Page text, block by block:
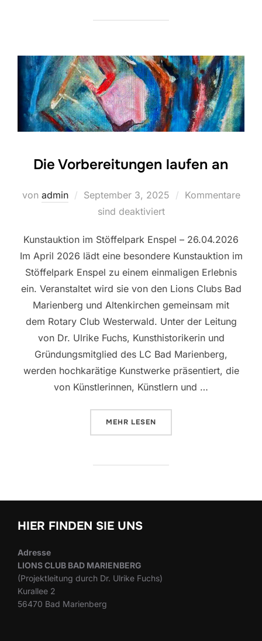
Die Vorbereitungen laufen an
von admin
Veröffentlicht
September 3, 2025
Kommentare
sind deaktiviert
Kunstauktion im Stöffelpark Enspel – 26.04.2026
Im April 2026 lädt eine besondere Kunstauktion im
Stöffelpark Enspel zu einem einmaligen Erlebnis
ein. Veranstaltet wird sie von den Lions Clubs Bad
Marienberg und Altenkirchen gemeinsam mit
dem Rotary Club Westerwald. Unter der Leitung
von Dr. Ulrike Fuchs, Kunsthistorikerin und
Gründungsmitglied des LC Bad Marienberg,
werden hochkarätige Kunstwerke präsentiert, die
von Künstlerinnen, Künstlern und …
MEHR ÜBER „DIE VORBEREITUNGEN
LESEN
HIER FINDEN SIE UNS
Adresse
LIONS CLUB BAD MARIENBERG
(Projektleitung durch Dr. Ulrike Fuchs)
Kurallee 2
56470 Bad Marienberg